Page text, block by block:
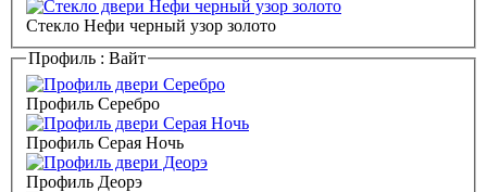
Стекло Нефи черный узор золото
Профиль : Вайт
Профиль Серебро
Профиль Серая Ночь
Профиль Деорэ